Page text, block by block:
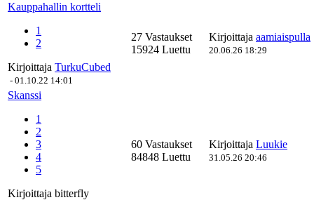
Kauppahallin kortteli
1
2
Kirjoittaja TurkuCubed
- 01.10.22 14:01
27 Vastaukset
15924 Luettu
Kirjoittaja aamiaispulla
20.06.26 18:29
Skanssi
1
2
3
4
5
Kirjoittaja bitterfly
60 Vastaukset
84848 Luettu
Kirjoittaja Luukie
31.05.26 20:46